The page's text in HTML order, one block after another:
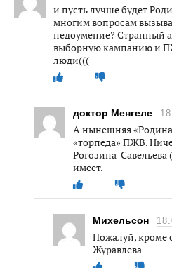
и пусть лучше будет
многим вопросам
недоумение? Странный
выборную кампанию и
люди(((
доктор Менгеле
А нынешняя
«торпеда» ПЖВ.
Рогозина-
имеет.
Михельсон
Пожалуй, кроме
Журавлева